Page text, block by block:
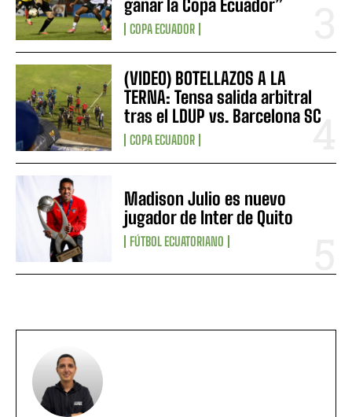
ganar la Copa Ecuador”
COPA ECUADOR
(VIDEO) BOTELLAZOS A LA
TERNA: Tensa salida arbitral
tras el LDUP vs. Barcelona SC
COPA ECUADOR
Madison Julio es nuevo
jugador de Inter de Quito
FÚTBOL ECUATORIANO